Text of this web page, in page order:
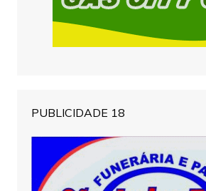
PUBLICIDADE 18